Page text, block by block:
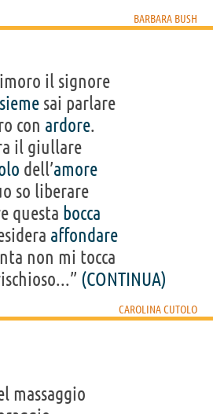
BARBARA BUSH
il signore
sai parlare
con ardore.
il giullare
dell’amore
so liberare
questa bocca
affondare
non mi tocca
(CONTINUA)
CAROLINA CUTOLO
massaggio